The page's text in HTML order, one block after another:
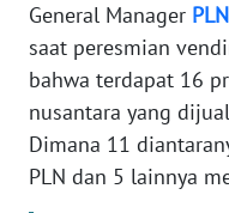
General Manager PLN
saat peresmian
bahwa terdapat 16
nusantara yang
Dimana 11
PLN dan 5 lainnya
WN
JAKARTA
WN
JABAR